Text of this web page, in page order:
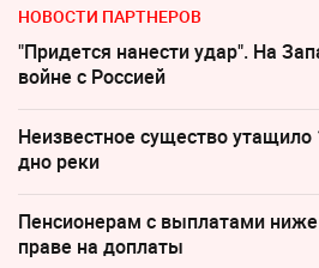
НОВОСТИ ПАРТНЕРОВ
"Придется нанести удар". На
войне с Россией
Неизвестное существо
дно реки
Пенсионерам с выплатами
праве на доплаты